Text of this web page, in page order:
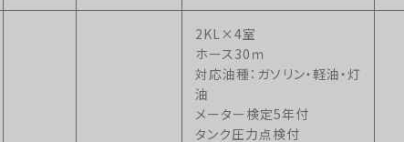
2KL×4室
ホース30ｍ
対応油種：ガソリン・軽油・灯
油
メーター検定5年付
タンク圧力点検付